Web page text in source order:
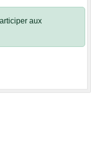
aux